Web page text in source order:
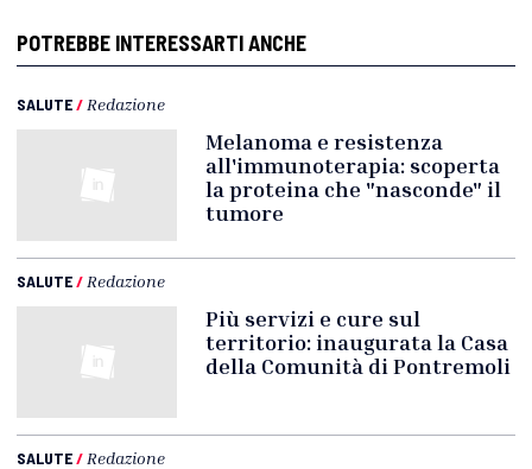
POTREBBE INTERESSARTI ANCHE
SALUTE/ Redazione
Melanoma e resistenza
all'immunoterapia: scoperta
la proteina che "nasconde" il
tumore
SALUTE/ Redazione
Più servizi e cure sul
territorio: inaugurata la Casa
della Comunità di Pontremoli
SALUTE/ Redazione